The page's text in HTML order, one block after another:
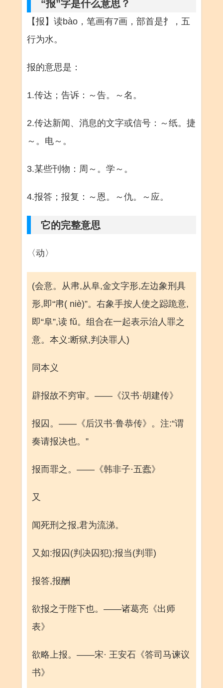
“报”字是什么意思？
【报】读bào，笔画有7画，部首是扌，五
行为水。
报的意思是：
1.传达；告诉：～告。～名。
2.传达新闻、消息的文字或信号：～纸。捷
～。电～。
3.某些刊物：周～。学～。
4.报答；报复：～恩。～仇。～应。
它的完整意思
〈动〉
(会意。从帇,从阜,金文字形,左边象刑具
形,即“帇( niè)”。右象手按人使之跽跪意,
即“阜”,读 fǔ。组合在一起表示治人罪之
意。本义:断狱,判决罪人)
同本义
辟报故不穷审。——《汉书·胡建传》
报囚。——《后汉书·鲁恭传》。注:“谓
奏请报决也。”
报而罪之。——《韩非子·五蠹》
又
闻死刑之报,君为流涕。
又如:报囚(判决囚犯);报当(判罪)
报答,报酬
欲报之于陛下也。——诸葛亮《出师
表》
欲略上报。——宋· 王安石《答司马谏议
书》